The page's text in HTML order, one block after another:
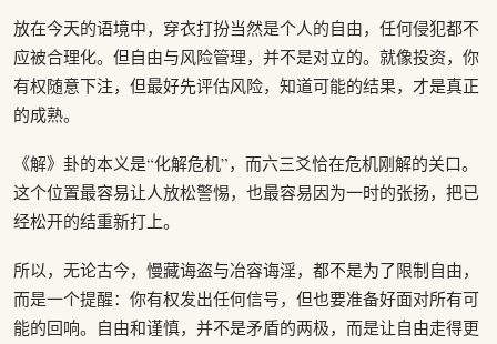
放在今天的语境中，穿衣打扮当然是个人的自由，任何侵犯都不
应被合理化。但自由与风险管理，并不是对立的。就像投资，你
有权随意下注，但最好先评估风险，知道可能的结果，才是真正
的成熟。
《解》卦的本义是“化解危机”，而六三爻恰在危机刚解的关口。
这个位置最容易让人放松警惕，也最容易因为一时的张扬，把已
经松开的结重新打上。
所以，无论古今，慢藏诲盗与冶容诲淫，都不是为了限制自由，
而是一个提醒：你有权发出任何信号，但也要准备好面对所有可
能的回响。自由和谨慎，并不是矛盾的两极，而是让自由走得更